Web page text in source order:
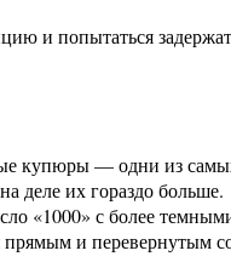
и попытаться
купюры — одни из
деле их гораздо больше.
«1000» с более
и перевернутым